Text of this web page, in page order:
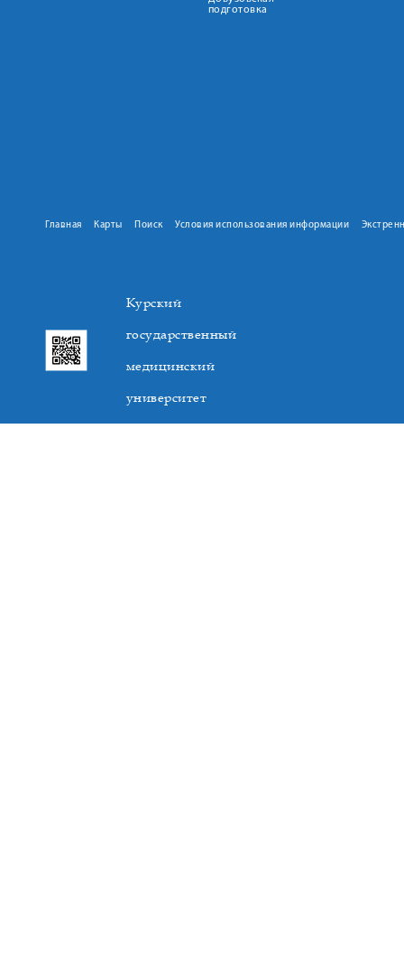
подготовка
Главная Карты Поиск Условия использования информации
Курский
государственный
медицинский
университет